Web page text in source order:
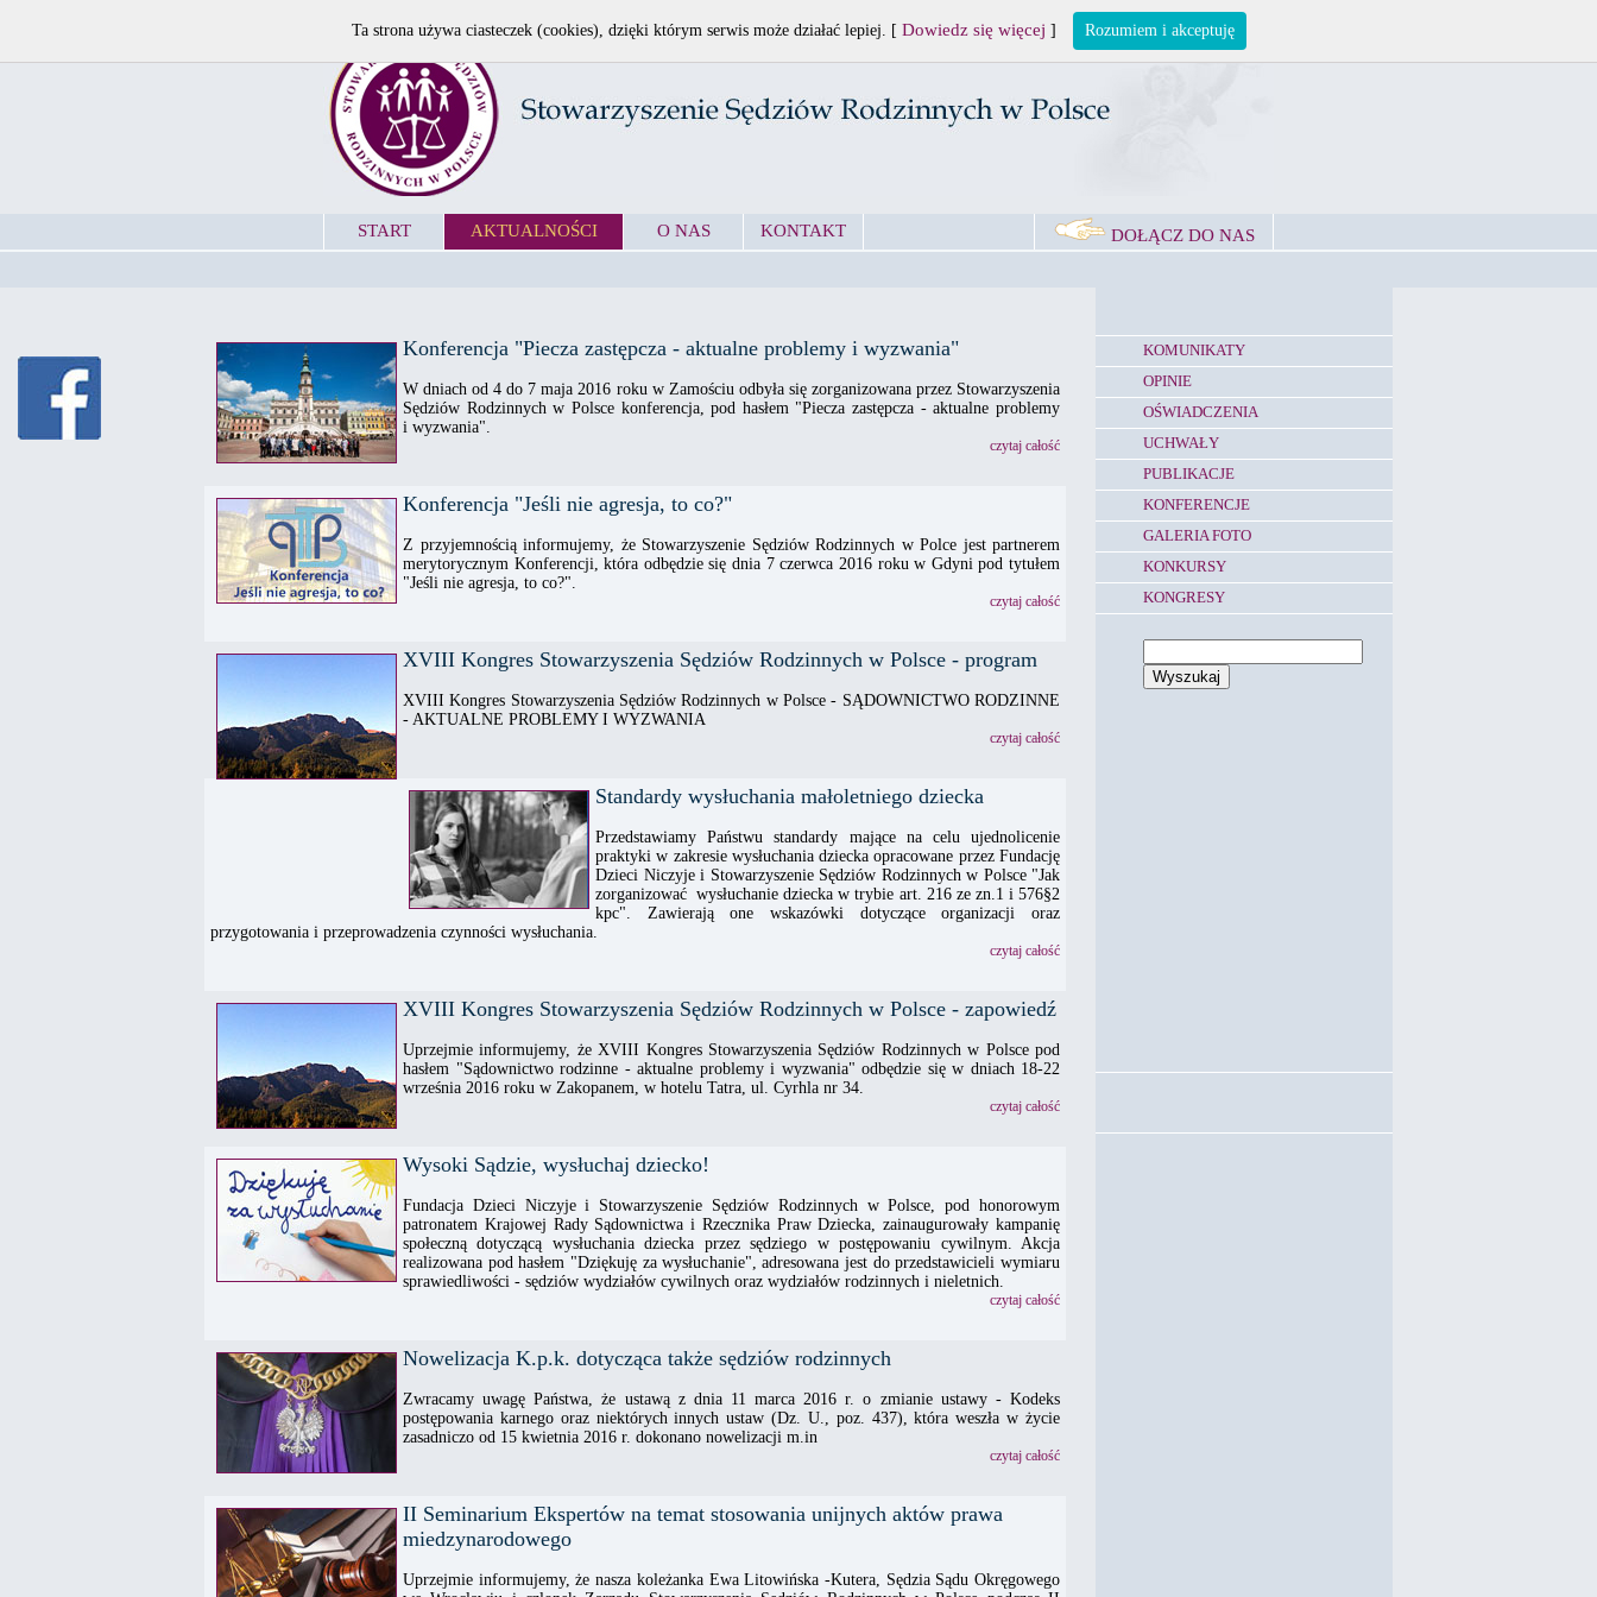
START AKTUALNOŚCI O NAS KONTAKT DOŁĄCZ DO NAS
Konferencja "Piecza zastępcza - aktualne problemy i wyzwania"
W dniach od 4 do 7 maja 2016 roku w Zamościu odbyła się zorganizowana przez Stowarzyszenia
Sędziów Rodzinnych w Polsce konferencja, pod hasłem "Piecza zastępcza - aktualne problemy
i wyzwania".
czytaj całość
Konferencja "Jeśli nie agresja, to co?"
Z przyjemnością informujemy, że Stowarzyszenie Sędziów Rodzinnych w Polce jest partnerem
merytorycznym Konferencji, która odbędzie się dnia 7 czerwca 2016 roku w Gdyni pod tytułem
"Jeśli nie agresja, to co?".
czytaj całość
XVIII Kongres Stowarzyszenia Sędziów Rodzinnych w Polsce - program
XVIII Kongres Stowarzyszenia Sędziów Rodzinnych w Polsce - SĄDOWNICTWO RODZINNE
- AKTUALNE PROBLEMY I WYZWANIA
czytaj całość
Standardy wysłuchania małoletniego dziecka
Przedstawiamy Państwu standardy mające na celu ujednolicenie
praktyki w zakresie wysłuchania dziecka opracowane przez Fundację
Dzieci Niczyje i Stowarzyszenie Sędziów Rodzinnych w Polsce "Jak
zorganizować wysłuchanie dziecka w trybie art. 216 ze zn.1 i 576§2
kpc". Zawierają one wskazówki dotyczące organizacji oraz
przygotowania i przeprowadzenia czynności wysłuchania.
czytaj całość
XVIII Kongres Stowarzyszenia Sędziów Rodzinnych w Polsce - zapowiedź
Uprzejmie informujemy, że XVIII Kongres Stowarzyszenia Sędziów Rodzinnych w Polsce pod
hasłem "Sądownictwo rodzinne - aktualne problemy i wyzwania" odbędzie się w dniach 18-22
września 2016 roku w Zakopanem, w hotelu Tatra, ul. Cyrhla nr 34.
czytaj całość
Wysoki Sądzie, wysłuchaj dziecko!
Fundacja Dzieci Niczyje i Stowarzyszenie Sędziów Rodzinnych w Polsce, pod honorowym
patronatem Krajowej Rady Sądownictwa i Rzecznika Praw Dziecka, zainaugurowały kampanię
społeczną dotyczącą wysłuchania dziecka przez sędziego w postępowaniu cywilnym. Akcja
realizowana pod hasłem "Dziękuję za wysłuchanie", adresowana jest do przedstawicieli wymiaru
sprawiedliwości - sędziów wydziałów cywilnych oraz wydziałów rodzinnych i nieletnich.
czytaj całość
Nowelizacja K.p.k. dotycząca także sędziów rodzinnych
Zwracamy uwagę Państwa, że ustawą z dnia 11 marca 2016 r. o zmianie ustawy - Kodeks
postępowania karnego oraz niektórych innych ustaw (Dz. U., poz. 437), która weszła w życie
zasadniczo od 15 kwietnia 2016 r. dokonano nowelizacji m.in
czytaj całość
II Seminarium Ekspertów na temat stosowania unijnych aktów prawa
miedzynarodowego
Uprzejmie informujemy, że nasza koleżanka Ewa Litowińska -Kutera, Sędzia Sądu Okręgowego
KOMUNIKATY
OPINIE
OŚWIADCZENIA
UCHWAŁY
PUBLIKACJE
KONFERENCJE
GALERIA FOTO
KONKURSY
KONGRESY
Ta strona używa ciasteczek (cookies), dzięki którym serwis może działać lepiej. [ Dowiedz się więcej ] Rozumiem i akceptuję